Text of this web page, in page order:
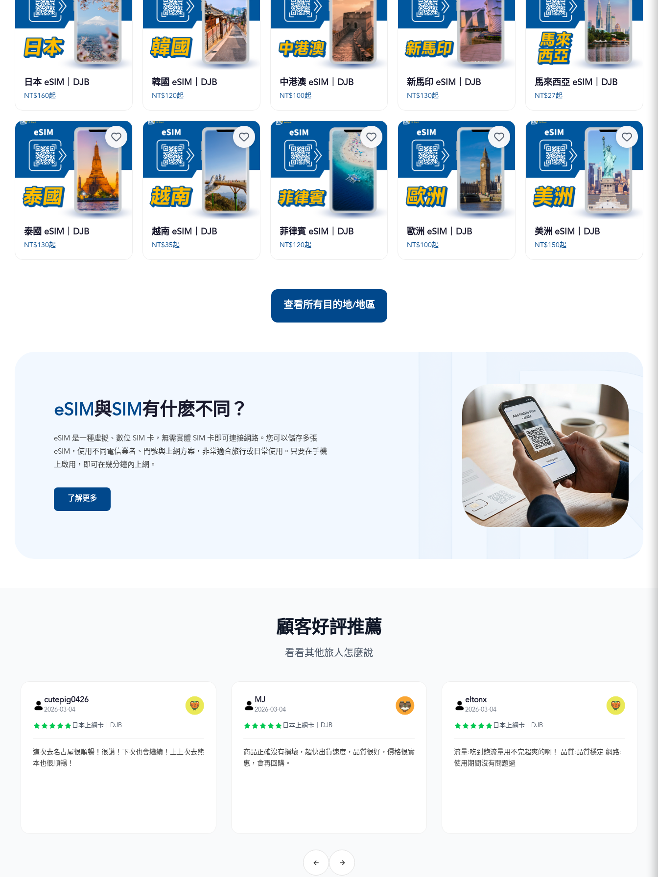
日本 eSIM｜DJB
NT$160起
韓國 eSIM｜DJB
NT$120起
中港澳 eSIM｜DJB
NT$100起
新馬印 eSIM｜DJB
NT$130起
馬來西亞 eSIM｜DJB
NT$27起
泰國 eSIM｜DJB
NT$130起
越南 eSIM｜DJB
NT$35起
菲律賓 eSIM｜DJB
NT$120起
歐洲 eSIM｜DJB
NT$100起
美洲 eSIM｜DJB
NT$150起
查看所有目的地/地區
eSIM與SIM有什麽不同？
eSIM 是一種虛擬、數位 SIM 卡，無需實體 SIM 卡即可連接網路。您可以儲存多張
eSIM，使用不同電信業者、門號與上網方案，非常適合旅行或日常使用。只要在手機
上啟用，即可在幾分鐘內上網。
了解更多
顧客好評推薦
看看其他旅人怎麼說
cutepig0426
2026-03-04
日本上網卡｜DJB
這次去名古屋很順暢！很讚！下次也會繼續！上上次去熊
本也很順暢！
MJ
2026-03-04
日本上網卡｜DJB
商品正確沒有損壞，超快出貨速度，品質很好，價格很實
惠，會再回購。
eltonx
2026-03-04
日本上網卡｜DJB
流量:吃到飽流量用不完超爽的啊！ 品質:品質穩定 網路:
使用期間沒有問題過